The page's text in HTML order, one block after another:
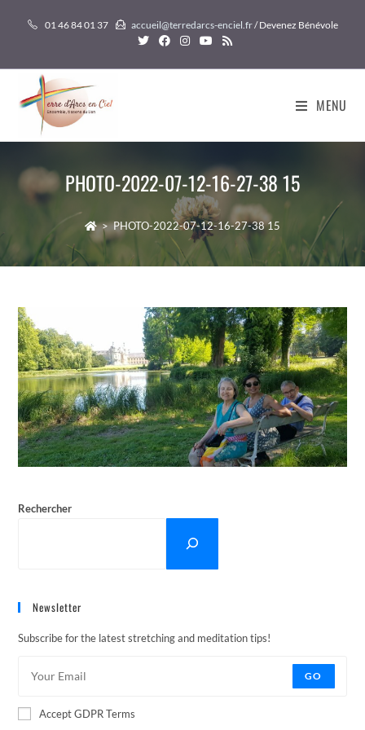
01 46 84 01 37 accueil@terredarcs-enciel.fr/ Devenez Bénévole
MENU
PHOTO-2022-07-12-16-27-38 15
> PHOTO-2022-07-12-16-27-38 15
Rechercher
Newsletter
Subscribe for the latest stretching and meditation tips!
GO
Accept GDPR Terms